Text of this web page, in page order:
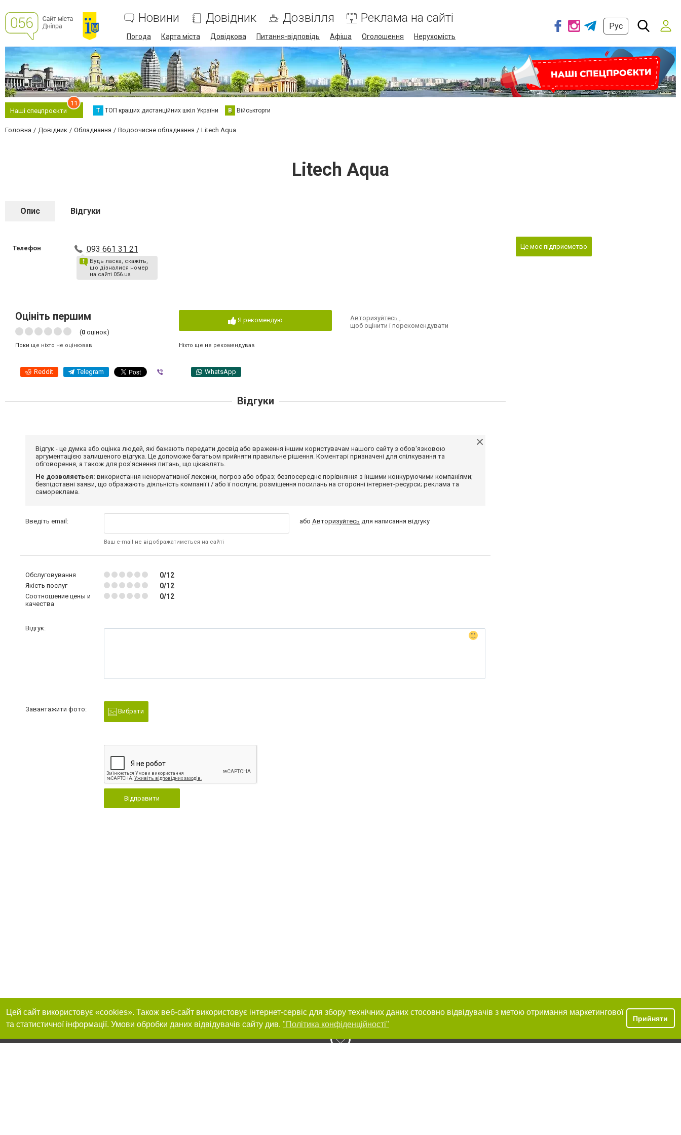
Новини Довідник Дозвілля Реклама на сайті
Погода Карта міста Довідкова Питання-відповідь Афіша Оголошення Нерухомість
Рус
Наші спецпроєкти
11
Т ТОП кращих дистанційних шкіл України В Військторги
Головна Довідник Обладнання Водоочисне обладнання Litech Aqua
Litech Aqua
Опис Відгуки
Телефон 093 661 31 21
Будь ласка, скажіть,
що дізналися номер
на сайті 056.ua
Оцініть першим
(0 оцінок)
Поки ще ніхто не оцінював
Я рекомендую
Ніхто ще не рекомендував
Авторизуйтесь,
щоб оцінити і порекомендувати
Reddit Telegram WhatsApp
Це моє підприємство
Відгуки
Відгук - це думка або оцінка людей, які бажають передати досвід або враження іншим користувачам нашого сайту з обов'язковою
аргументацією залишеного відгука. Це допоможе багатьом прийняти правильне рішення. Коментарі призначені для спілкування та
обговорення, а також для роз'яснення питань, що цікавлять.
Не дозволяється: використання ненормативної лексики, погроз або образ; безпосереднє порівняння з іншими конкуруючими компаніями;
безпідставні заяви, що ображають діяльність компанії і / або її послуги; розміщення посилань на сторонні інтернет-ресурси; реклама та
самореклама.
Введіть email:
Ваш e-mail не відображатиметься на сайті
абоАвторизуйтесь для написання відгуку
Обслуговування 0/12
Якість послуг 0/12
Соотношение цены и
качества
0/12
Відгук:
Завантажити фото: Вибрати
Відправити
Цей сайт використовує «cookies». Також веб-сайт використовує інтернет-сервіс для збору технічних даних стосовно відвідувачів з метою отримання маркетингової
та статистичної інформації. Умови обробки даних відвідувачів сайту див. "Політика конфіденційності"
Прийняти